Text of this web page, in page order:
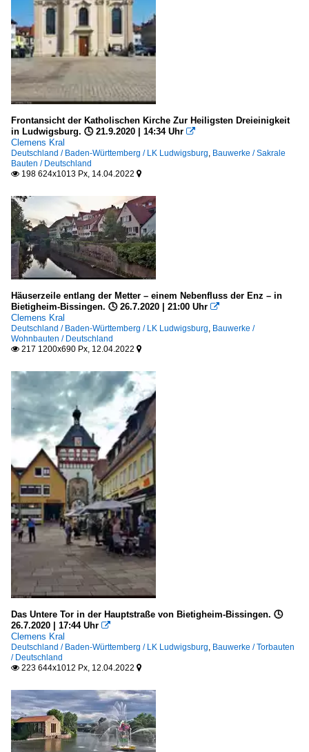
Deutschland
Kunstwerke
Deutschland
Plätze
Deutschland
Deutschland
Deutsche Fachwerkstraße
Verkehrsbauwerke
Brücken
Deutschland
Frontansicht der Katholischen Kirche Zur Heiligsten Dreieinigkeit
in Ludwigsburg. 🕓 21.9.2020 | 14:34 Uhr 
Clemens Kral
Deutschland / Baden-Württemberg / LK Ludwigsburg, Bauwerke / Sakrale
Bauten / Deutschland
 198 624x1013 Px, 14.04.2022 
Häuserzeile entlang der Metter – einem Nebenfluss der Enz – in
Bietigheim-Bissingen. 🕓 26.7.2020 | 21:00 Uhr 
Clemens Kral
Deutschland / Baden-Württemberg / LK Ludwigsburg, Bauwerke /
Wohnbauten / Deutschland
 217 1200x690 Px, 12.04.2022 
Das Untere Tor in der Hauptstraße von Bietigheim-Bissingen. 🕓
26.7.2020 | 17:44 Uhr 
Clemens Kral
Deutschland / Baden-Württemberg / LK Ludwigsburg, Bauwerke / Torbauten
/ Deutschland
 223 644x1012 Px, 12.04.2022 